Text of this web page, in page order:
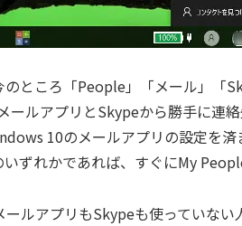
ところ「People」「メール」「
ールアプリとSkypeから勝手に連
10のメールアプリの設定を済
ずれかであれば、すぐにMy
ルアプリもSkypeも使っていな